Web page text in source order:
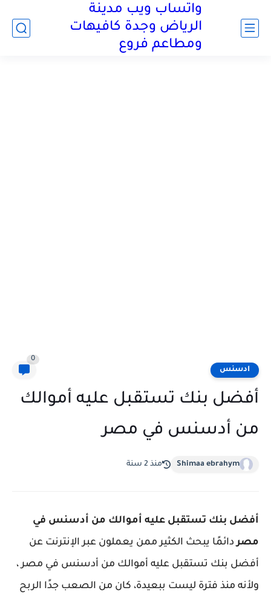
واتساب ويب مدينة
الرياض وجدة كافيهات
ومطاعم فروع
ادسنس
0
أفضل بنك تستقبل عليه أموالك
من أدسنس في مصر
Shimaa ebrahym منذ 2 سنة
أفضل بنك تستقبل عليه أموالك من أدسنس في
مصردائمًا يبحث الكثير ممن يعملون عبر الإنترنت عن
أفضل بنك تستقبل عليه أموالك من أدسنس في مصر ،
ولأنه منذ فترة ليست ببعيدة، كان من الصعب جدًا الربح